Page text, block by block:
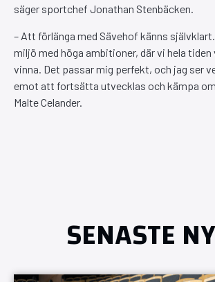
säger sportchef Jonathan Stenbäcken.
– Att förlänga med Sävehof känns
miljö med höga ambitioner, där vi hela
vinna. Det passar mig perfekt, och jag ser
emot att fortsätta utvecklas och kämpa
Malte Celander.
SENASTE